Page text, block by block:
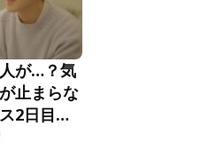
が…？気
止まらな
2日目の
』第2